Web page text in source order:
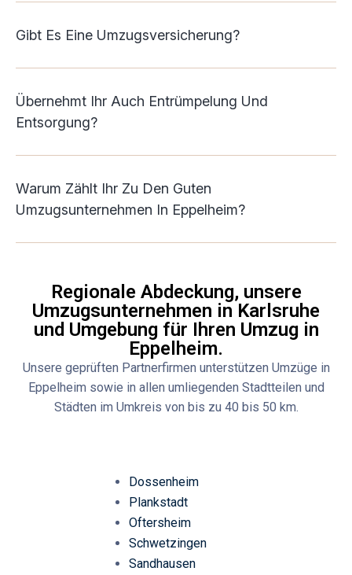
Gibt Es Eine Umzugsversicherung?
Übernehmt Ihr Auch Entrümpelung Und
Entsorgung?
Warum Zählt Ihr Zu Den Guten
Umzugsunternehmen In Eppelheim?
Regionale Abdeckung, unsere
Umzugsunternehmen in Karlsruhe
und Umgebung für Ihren Umzug in
Eppelheim.
Unsere geprüften Partnerfirmen unterstützen Umzüge in
Eppelheim sowie in allen umliegenden Stadtteilen und
Städten im Umkreis von bis zu 40 bis 50 km.
Dossenheim
Plankstadt
Oftersheim
Schwetzingen
Sandhausen